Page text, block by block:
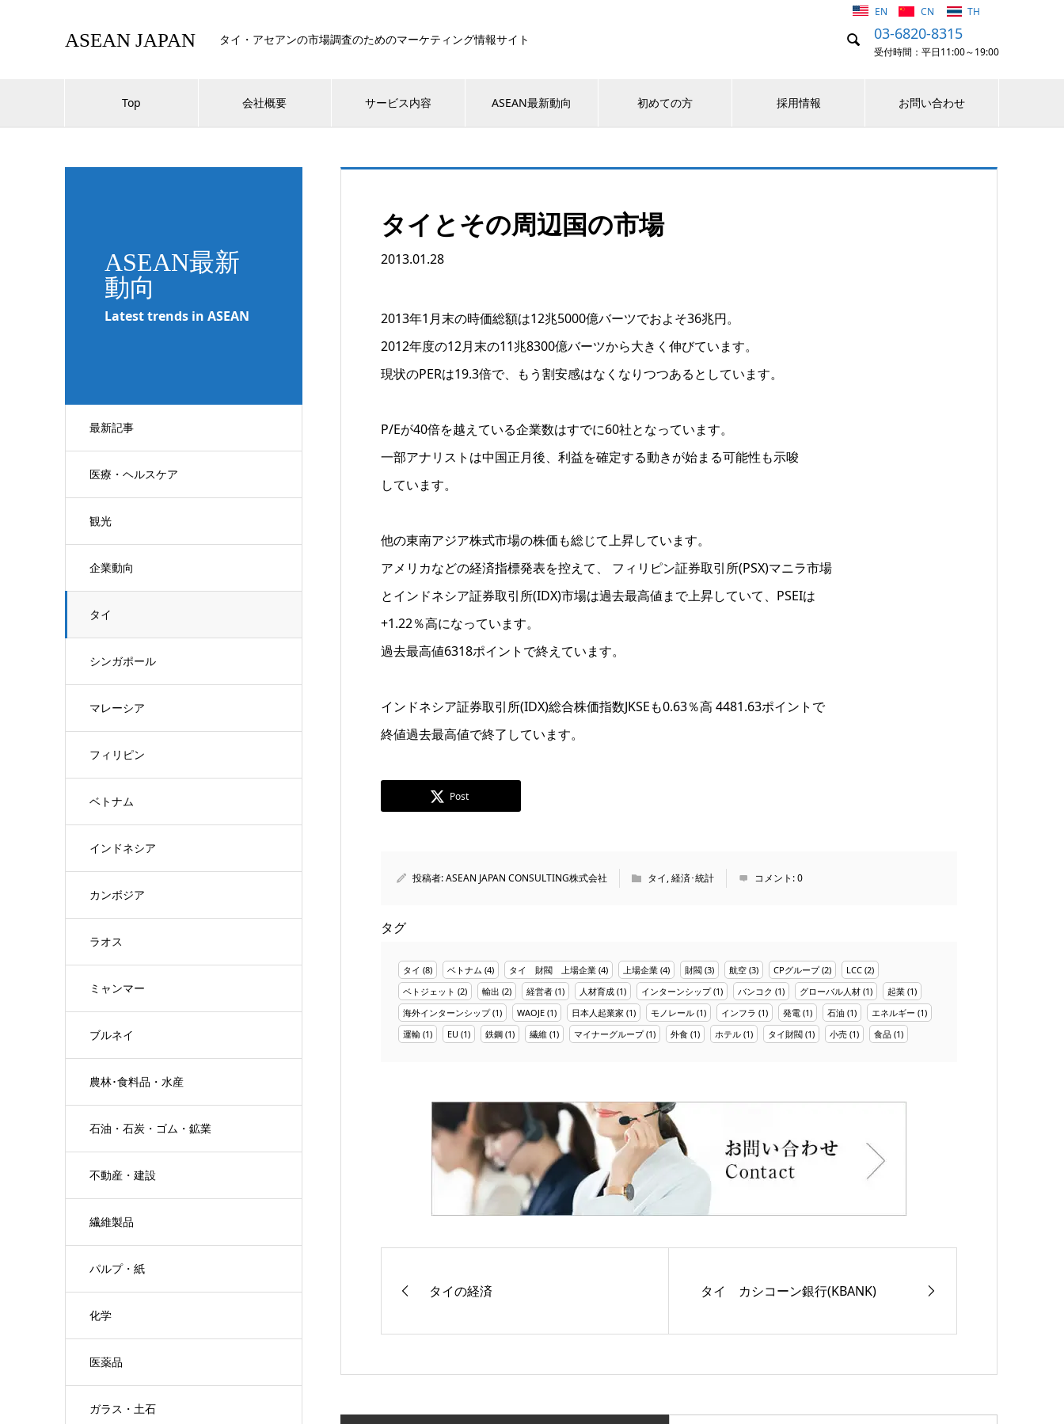
ASEAN JAPAN タイ・アセアンの市場調査のためのマーケティング情報サイト  03-6820-8315
受付時間：平日11:00～19:00
EN CN TH
Top 会社概要 サービス内容 ASEAN最新動向 初めての方 採用情報 お問い合わせ
ASEAN最新
動向
Latest trends in ASEAN
最新記事
医療・ヘルスケア
観光
企業動向
タイ
シンガポール
マレーシア
フィリピン
ベトナム
インドネシア
カンボジア
ラオス
ミャンマー
ブルネイ
農林･食料品・水産
石油・石炭・ゴム・鉱業
不動産・建設
繊維製品
パルプ・紙
化学
医薬品
ガラス・土石
タイとその周辺国の市場
2013.01.28
2013年1月末の時価総額は12兆5000億バーツでおよそ36兆円。
2012年度の12月末の11兆8300億バーツから大きく伸びています。
現状のPERは19.3倍で、もう割安感はなくなりつつあるとしています。
P/Eが40倍を越えている企業数はすでに60社となっています。
一部アナリストは中国正月後、利益を確定する動きが始まる可能性も示唆
しています。
他の東南アジア株式市場の株価も総じて上昇しています。
アメリカなどの経済指標発表を控えて、 フィリピン証券取引所(PSX)マニラ市場
とインドネシア証券取引所(IDX)市場は過去最高値まで上昇していて、PSEIは
+1.22％高になっています。
過去最高値6318ポイントで終えています。
インドネシア証券取引所(IDX)総合株価指数JKSEも0.63％高 4481.63ポイントで
終値過去最高値で終了しています。
Post
投稿者:ASEAN JAPAN CONSULTING株式会社 タイ,経済･統計 コメント:0
タグ
タイ (8) ベトナム (4) タイ 財閥 上場企業 (4) 上場企業 (4) 財閥 (3) 航空 (3) CPグループ(2) LCC (2)
ベトジェット (2) 輸出 (2) 経営者 (1) 人材育成 (1) インターンシップ(1) バンコク (1) グローバル人材 (1) 起業 (1)
海外インターンシップ(1) WAOJE (1) 日本人起業家 (1) モノレール (1) インフラ (1) 発電 (1) 石油 (1) エネルギー (1)
運輸 (1) EU (1) 鉄鋼 (1) 繊維 (1) マイナーグループ(1) 外食 (1) ホテル (1) タイ財閥 (1) 小売 (1) 食品 (1)
タイの経済 タイ カシコーン銀行(KBANK)